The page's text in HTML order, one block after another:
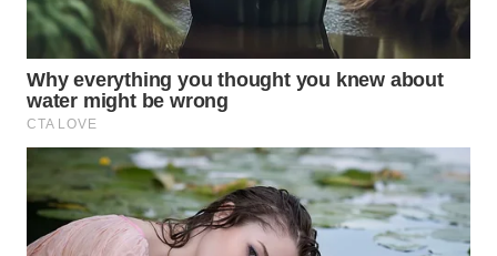
TAPANULI
UTARA
WN
SAMOSIR
WN
PADANG
LAWAS